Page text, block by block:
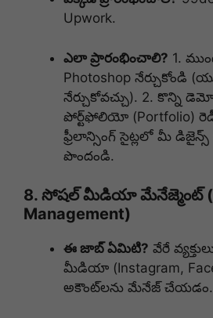
Upwork.
ఎలా ప్రారంభించాలి? 1.
Photoshop నేర్చుకోండి
నేర్చుకోవచ్చు). 2. కొన్ని
పోర్ట్‌ఫోలియో (Portfolio)
ఫ్రీలాన్సింగ్ సైట్లలో మీ
పొందండి.
8. సోషల్ మీడియా మేనేజ్మెంట్
Management)
ఈ జాబ్ ఏమిటి? వేరే
మీడియా (Instagram,
అకౌంట్‌లను మేనేజ్ చేయడం.